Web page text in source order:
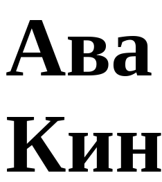
Ава
Кин